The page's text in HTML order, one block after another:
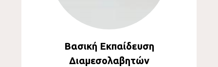
Βασική Εκπαίδευση
Διαμεσολαβητών